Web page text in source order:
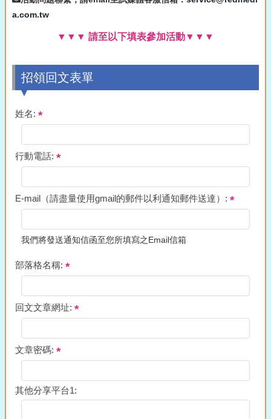
a.com.tw
▼▼▼ 請至以下填表參加活動▼▼▼
招領回文表單
姓名:
行動電話:
E-mail（請盡量使用gmail的郵件以利通知郵件送達）:
我們將發送通知信函至您所填寫之Email信箱
部落格名稱:
回文文章網址:
文章密碼:
其他分享平台1: